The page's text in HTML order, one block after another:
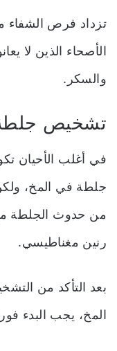
تزداد فرص
الأصحاء الذين لا
والسكر.
تشخيص جلطة
في أغلب الأحيان
جلطة في المخ،
من حدوث الجلطة
رنين مغناطيسي.
بعد التأكد من
المخ، يجب البدء